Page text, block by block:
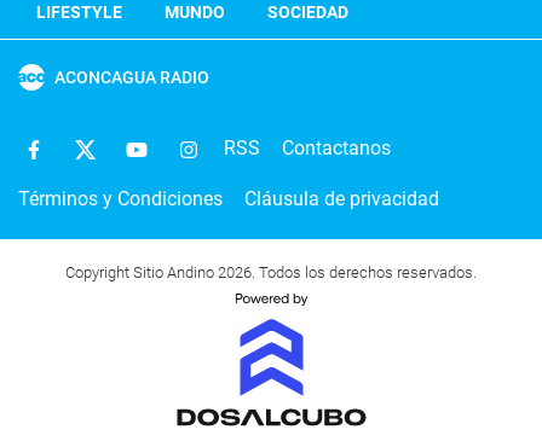
LIFESTYLE
MUNDO SOCIEDAD
ACONCAGUA RADIO
RSS Contactanos
Términos y Condiciones Cláusula de privacidad
Copyright Sitio Andino 2026. Todos los derechos reservados.